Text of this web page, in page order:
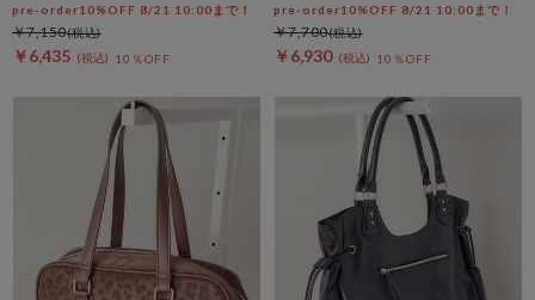
pre-order10%OFF 8/21 10:00まで！
￥6,435 10％OFF
￥7,150
pre-order10%OFF 8/21 10:00まで！
￥6,930 10％OFF
￥7,700